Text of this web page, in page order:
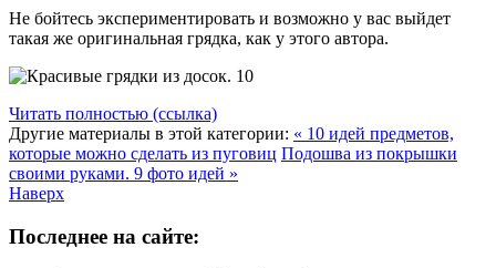
Не бойтесь экспериментировать и возможно у вас выйдет
такая же оригинальная грядка, как у этого автора.
Читать полностью (ссылка)
Другие материалы в этой категории: « 10 идей предметов,
которые можно сделать из пуговиц Подошва из покрышки
своими руками. 9 фото идей »
Наверх
Последнее на сайте: